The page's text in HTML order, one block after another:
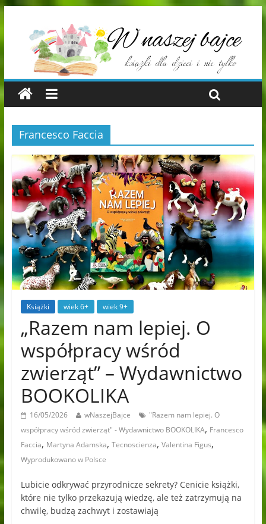
Francesco Faccia
Książki wiek 6+ wiek 9+
„Razem nam lepiej. O
współpracy wśród
zwierząt” – Wydawnictwo
BOOKOLIKA
16/05/2026 wNaszejBajce
"Razem nam lepiej. O
współpracy wśród zwierząt" - Wydawnictwo BOOKOLIKA, Francesco
Faccia, Martyna Adamska, Tecnoscienza, Valentina Figus,
Wyprodukowano w Polsce
Lubicie odkrywać przyrodnicze sekrety? Cenicie książki,
które nie tylko przekazują wiedzę, ale też zatrzymują na
chwilę, budzą zachwyt i zostawiają